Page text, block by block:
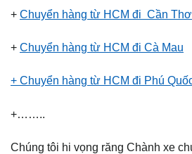
+ Chuyển hàng từ HCM đi Cần Thơ
+ Chuyển hàng từ HCM đi Cà Mau
+ Chuyển hàng từ HCM đi Phú
+……..
Chúng tôi hi vọng răng Chành xe